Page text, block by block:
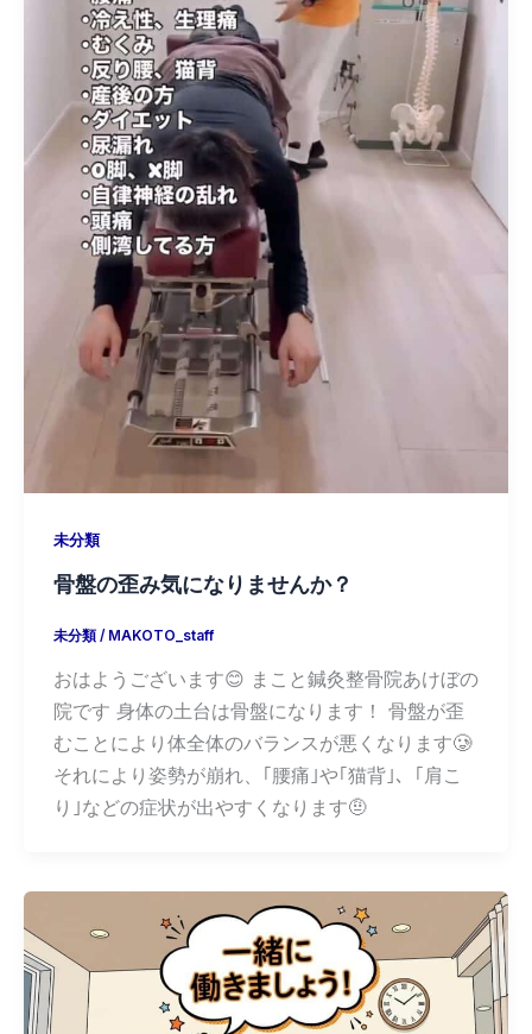
未分類
骨盤の歪み気になりませんか？
未分類/ MAKOTO_staff
おはようございます😊 まこと鍼灸整骨院あけぼの
院です 身体の土台は骨盤になります！ 骨盤が歪
むことにより体全体のバランスが悪くなります🥲
それにより姿勢が崩れ、｢腰痛｣や｢猫背｣、｢肩こ
り｣などの症状が出やすくなります🤨